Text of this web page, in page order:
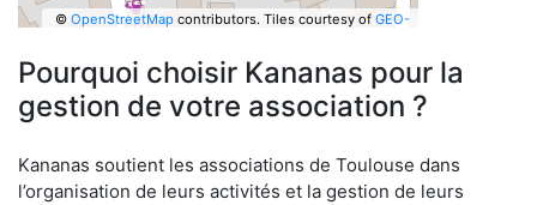
© OpenStreetMapcontributors. Tiles courtesy of GEO-
Pourquoi choisir Kananas pour la
gestion de votre association ?
Kananas soutient les associations de Toulouse dans
l’organisation de leurs activités et la gestion de leurs